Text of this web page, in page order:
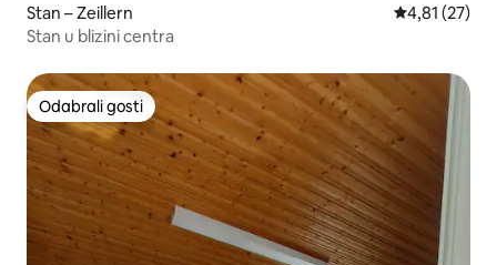
Stan – Zeillern Prosječna
4,81 (27)
Stan u blizini centra
Odabrali gosti
Odabrali gosti